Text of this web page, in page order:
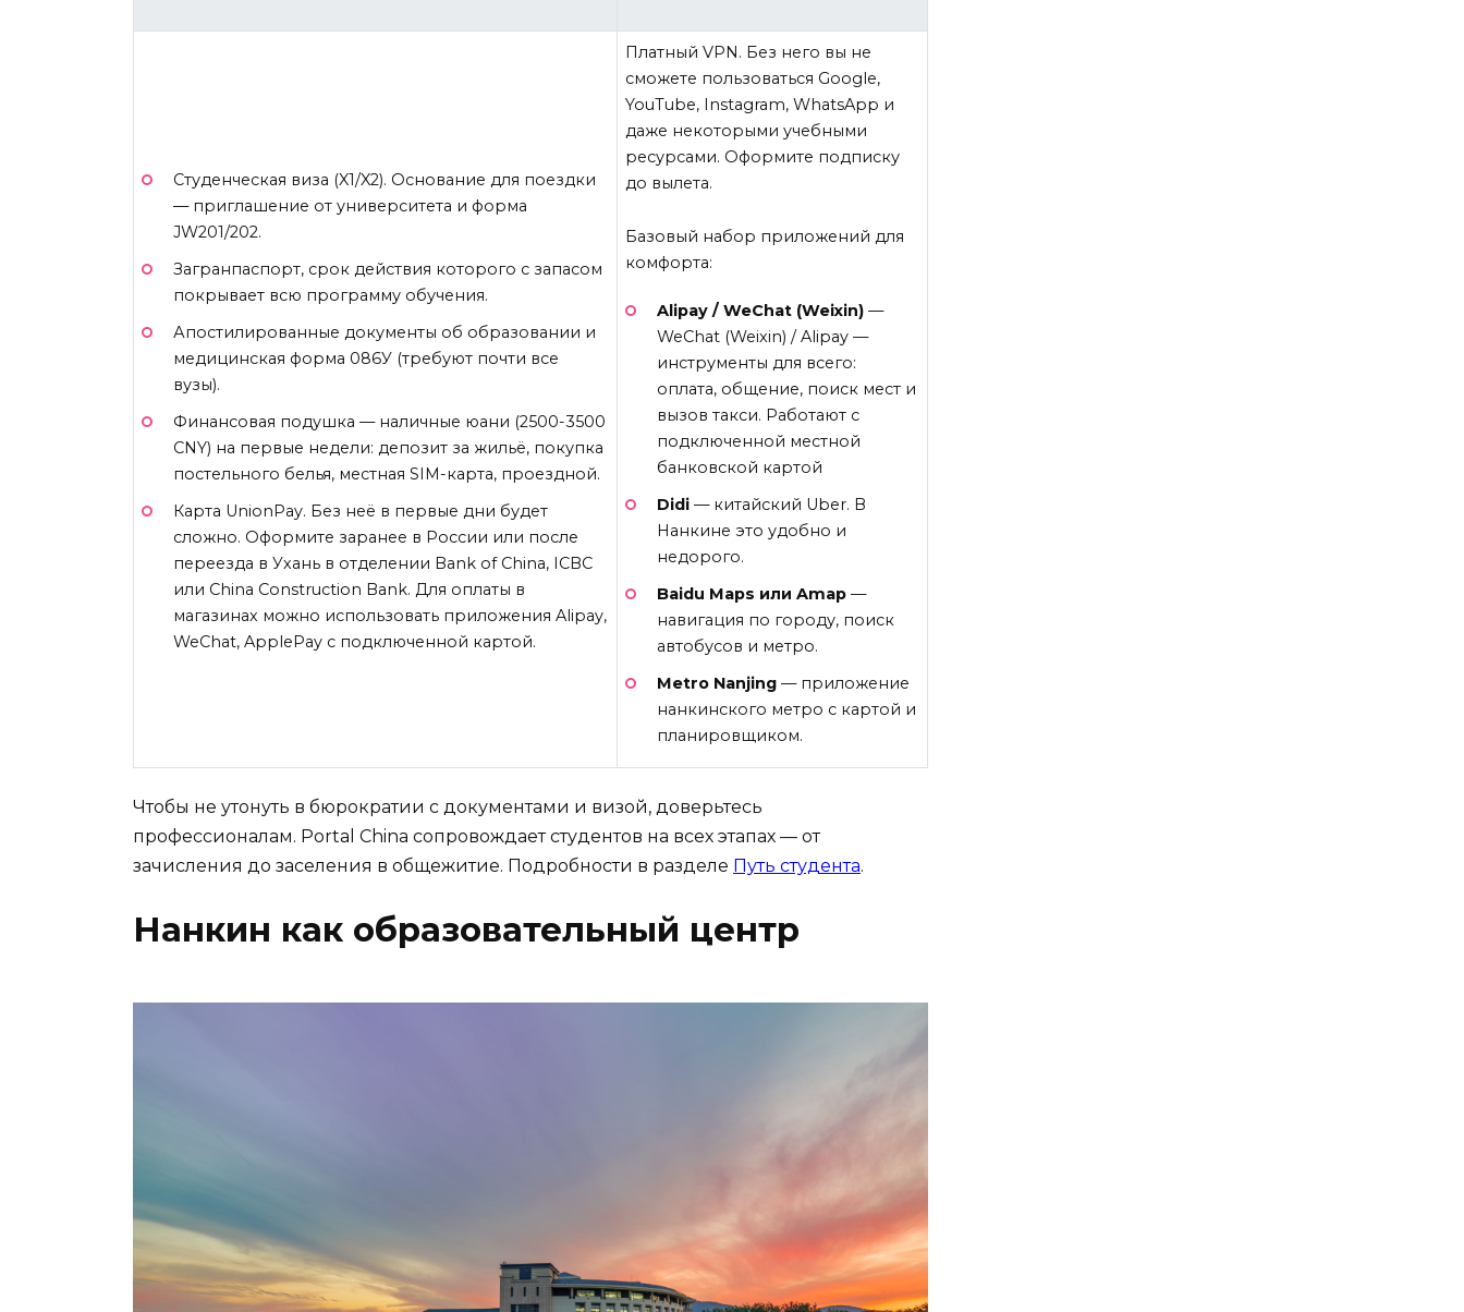
Студенческая виза (X1/X2). Основание для поездки
— приглашение от университета и форма
JW201/202.
Загранпаспорт, срок действия которого с запасом
покрывает всю программу обучения.
Апостилированные документы об образовании и
медицинская форма 086У (требуют почти все
вузы).
Финансовая подушка — наличные юани (2500-3500
CNY) на первые недели: депозит за жильё, покупка
постельного белья, местная SIM-карта, проездной.
Карта UnionPay. Без неё в первые дни будет
сложно. Оформите заранее в России или после
переезда в Ухань в отделении Bank of China, ICBC
или China Construction Bank. Для оплаты в
магазинах можно использовать приложения Alipay,
WeChat, ApplePay с подключенной картой.
Платный VPN. Без него вы не
сможете пользоваться Google,
YouTube, Instagram, WhatsApp и
даже некоторыми учебными
ресурсами. Оформите подписку
до вылета.
Базовый набор приложений для
комфорта:
Alipay / WeChat (Weixin)—
WeChat (Weixin) / Alipay —
инструменты для всего:
оплата, общение, поиск мест и
вызов такси. Работают с
подключенной местной
банковской картой
Didi— китайский Uber. В
Нанкине это удобно и
недорого.
Baidu Maps или Amap—
навигация по городу, поиск
автобусов и метро.
Metro Nanjing— приложение
нанкинского метро с картой и
планировщиком.
Чтобы не утонуть в бюрократии с документами и визой, доверьтесь
профессионалам. Portal China сопровождает студентов на всех этапах — от
зачисления до заселения в общежитие. Подробности в разделе Путь студента.
Нанкин как образовательный центр